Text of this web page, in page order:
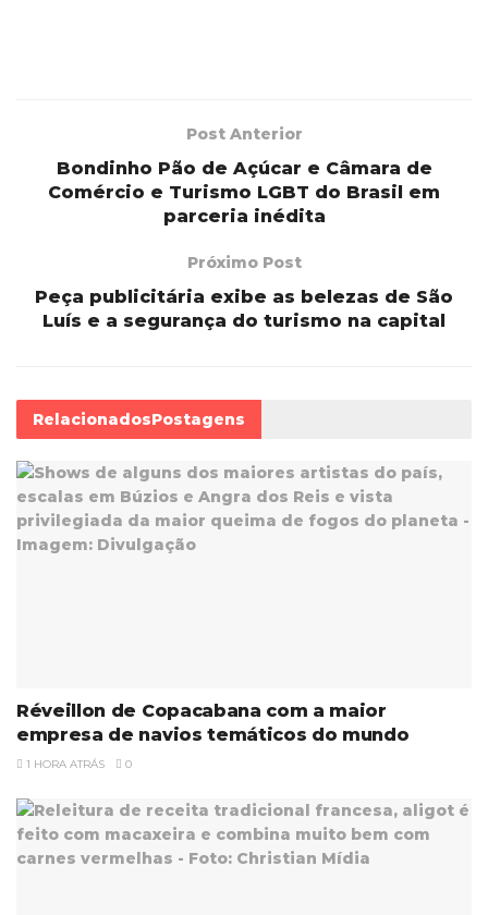
Post Anterior
Bondinho Pão de Açúcar e Câmara de
Comércio e Turismo LGBT do Brasil em
parceria inédita
Próximo Post
Peça publicitária exibe as belezas de São
Luís e a segurança do turismo na capital
RelacionadosPostagens
Réveillon de Copacabana com a maior
empresa de navios temáticos do mundo
1 HORA ATRÁS 0